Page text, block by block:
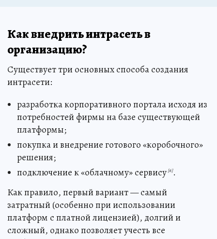
Как внедрить интрасеть в
организацию?
Существует три основных способа создания
интрасети:
разработка корпоративного портала исходя из
потребностей фирмы на базе существующей
платформы;
покупка и внедрение готового «коробочного»
решения;
подключение к «облачному» сервису [6].
Как правило, первый вариант — самый
затратный (особенно при использовании
платформ с платной лицензией), долгий и
сложный, однако позволяет учесть все